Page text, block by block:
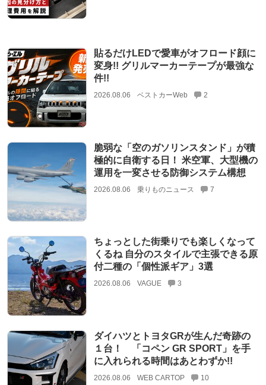
貼るだけLEDで愛車がオフロード顔に
変身!! グリルマーカーテープが最強な
件!!
2026.08.06 ベストカーWeb 2
脆弱な「空のガソリンスタンド」が積
極的に自衛する日！ 米空軍、大型機の
運用を一変させる防御システム構想
2026.08.06 乗りものニュース 7
ちょっとした街乗りでも楽しくなって
くるね 自分のスタイルで主張できる原
付二種の「個性派ギア」3選
2026.08.06 VAGUE 3
ダイハツとトヨタGRが生んだ奇跡の
１台！ 「コペン GR SPORT」を手
に入れられる時間はあとわずか!!
2026.08.06 WEB CARTOP 10